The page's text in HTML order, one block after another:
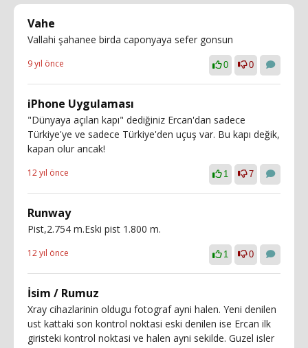
Vahe
Vallahi şahanee birda caponyaya sefer gonsun
9 yıl önce 0 0
iPhone Uygulaması
"Dünyaya açılan kapı" dediğiniz Ercan'dan sadece
Türkiye'ye ve sadece Türkiye'den uçuş var. Bu kapı değik,
kapan olur ancak!
12 yıl önce 1 7
Runway
Pist,2.754 m.Eski pist 1.800 m.
12 yıl önce 1 0
İsim / Rumuz
Xray cihazlarinin oldugu fotograf ayni halen. Yeni denilen
ust kattaki son kontrol noktasi eski denilen ise Ercan ilk
giristeki kontrol noktasi ve halen ayni sekilde. Guzel isler